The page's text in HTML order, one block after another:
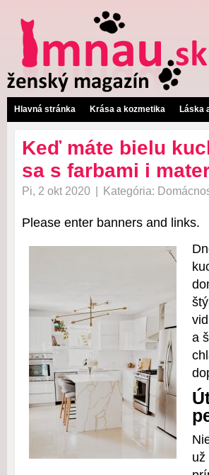
Hlavná stránka Krása a kozmetika Láska
Keď máte bielu
sa s farbami i
Pi, 2 okt 2020 Kategória:
Please enter banners and links.
a
už